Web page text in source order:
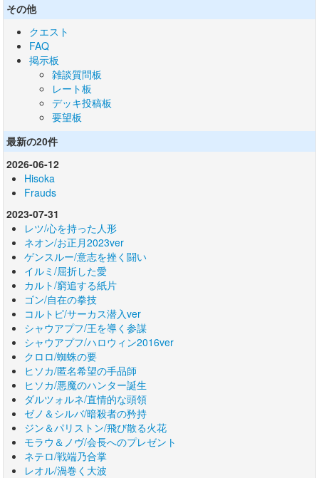
その他
クエスト
FAQ
掲示板
雑談質問板
レート板
デッキ投稿板
要望板
最新の20件
2026-06-12
Hisoka
Frauds
2023-07-31
レツ/心を持った人形
ネオン/お正月2023ver
ゲンスルー/意志を挫く闘い
イルミ/屈折した愛
カルト/窮追する紙片
ゴン/自在の拳技
コルトピ/サーカス潜入ver
シャウアプフ/王を導く参謀
シャウアプフ/ハロウィン2016ver
クロロ/蜘蛛の要
ヒソカ/匿名希望の手品師
ヒソカ/悪魔のハンター誕生
ダルツォルネ/直情的な頭領
ゼノ＆シルバ/暗殺者の矜持
ジン＆パリストン/飛び散る火花
モラウ＆ノヴ/会長へのプレゼント
ネテロ/戦端乃合掌
レオル/渦巻く大波